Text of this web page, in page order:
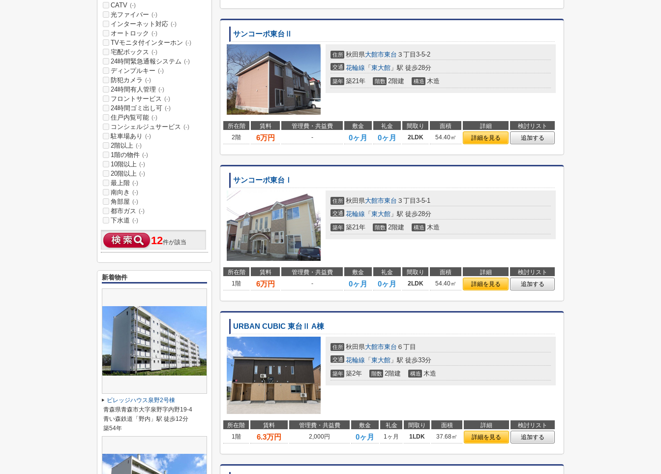
サンコーポ東台Ⅱ
住所 秋田県大館市東台 ３丁目3-5-2
交通 花輪線 「 東大館 」駅 徒歩28分
築年 築21年 階数 2階建 構造 木造
所在階 賃料 管理費・共益費 敷金 礼金 間取り 面積 詳細
検討リスト
2階
6万円 - 0ヶ月 0ヶ月 2LDK 54.40㎡ 詳細を見る 追加する
サンコーポ東台Ⅰ
住所 秋田県大館市東台 ３丁目3-5-1
交通 花輪線 「 東大館 」駅 徒歩28分
築年 築21年 階数 2階建 構造 木造
所在階 賃料 管理費・共益費 敷金 礼金 間取り 面積 詳細
検討リスト
1階
6万円 - 0ヶ月 0ヶ月 2LDK 54.40㎡ 詳細を見る 追加する
URBAN CUBIC 東台Ⅱ A棟
住所 秋田県大館市東台 ６丁目
交通 花輪線 「 東大館 」駅 徒歩33分
築年 築2年 階数 2階建 構造 木造
所在階 賃料 管理費・共益費 敷金 礼金 間取り 面積 詳細
検討リスト
1階
6.3万円 2,000円 0ヶ月 1ヶ月 1LDK 37.68㎡ 詳細を見る 追加する
CATV (-)
光ファイバー (-)
インターネット対応 (-)
オートロック (-)
TVモニタ付インターホン (-)
宅配ボックス (-)
24時間緊急通報システム (-)
ディンプルキー (-)
防犯カメラ (-)
24時間有人管理 (-)
フロントサービス (-)
24時間ゴミ出し可 (-)
住戸内覧可能 (-)
コンシェルジュサービス (-)
駐車場あり (-)
2階以上 (-)
1階の物件 (-)
10階以上 (-)
20階以上 (-)
最上階 (-)
南向き (-)
角部屋 (-)
都市ガス (-)
下水道 (-)
12件が該当
新着物件
ビレッジハウス泉野2号棟
青森県青森市大字泉野字内野19-4
青い森鉄道「野内」駅 徒歩12分
築54年